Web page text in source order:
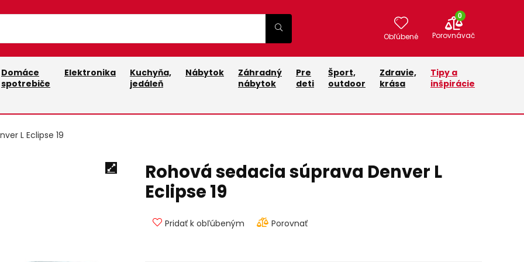
Obľúbené
0
Porovnávač
Domáce
spotrebiče
Elektronika
Kuchyňa,
jedáleň
Nábytok
Záhradný
nábytok
Pre
deti
Šport,
outdoor
Zdravie,
krása
Tipy a
inšpirácie
L Eclipse 19
Rohová sedacia súprava Denver L
Eclipse 19
Pridať k obľúbeným Porovnať